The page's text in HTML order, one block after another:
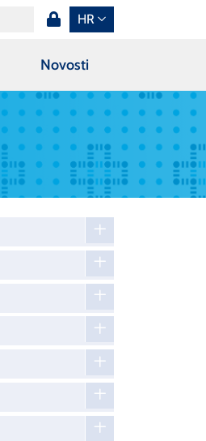
HR
Novosti